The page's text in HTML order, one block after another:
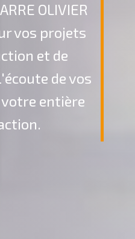
OLIVIER
vos projets
et de
de vos
entière